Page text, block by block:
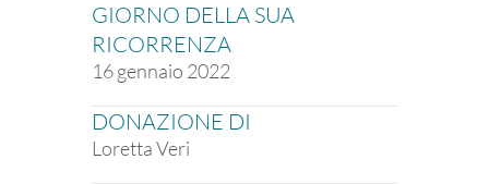
GIORNO DELLA SUA
RICORRENZA
16 gennaio 2022
DONAZIONE DI
Loretta Veri